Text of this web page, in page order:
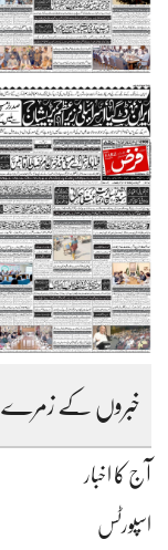
خبروں کے زمرے
آج کا اخبار
اسپورٹس